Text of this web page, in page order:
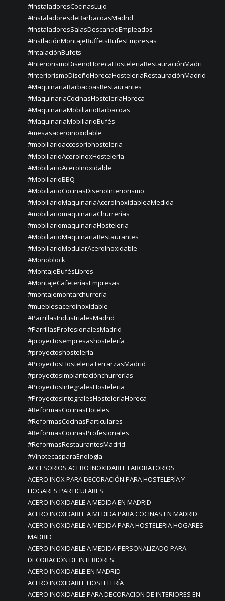
#InstaladoresCocinasLujo
#InstaladoresdeBarbacoasMadrid
#InstaladoresSalasDescandoEmpleados
#InstlaciónMontajeBuffetsBufesEmpresas
#IntalaciónBufets
#InteriorismoDiseñoHorecaHosteleriaRestauraciónMadri
#InteriorismoDiseñoHorecaHosteleriaRestauraciónMadrid
#MaquinariaBarbacoasRestaurantes
#MaquinariaCocinasHosteleríaHoreca
#MaquinariaMobiliarioBarbacoas
#MaquinariaMobiliarioBufés
#mesasaceroinoxidable
#mobiliarioaccesoriohosteleria
#MobiliarioAceroInoxHostelería
#MobiliarioAceroInoxidable
#MobiliarioBBQ
#MobiliarioCocinasDiseñoInteriorismo
#MobiliarioMaquinariaAceroInoxidableaMedida
#mobiliariomaquinariaChurrerías
#mobiliariomaquinariaHosteleria
#MobiliarioMaquinariaRestaurantes
#MobiliarioModularAceroInoxidable
#Monoblock
#MontajeBufésLibres
#MontajeCafeteríasEmpresas
#montajemontarchurrería
#mueblesaceroinoxidable
#ParrillasIndustrialesMadrid
#ParrillasProfesionalesMadrid
#proyectosempresashostelería
#proyectoshosteleria
#ProyectosHosteleriaTerrarzasMadrid
#proyectosimplantaciónchurrerías
#ProyectosIntegralesHosteleria
#ProyectosIntegralesHosteleríaHoreca
#ReformasCocinasHoteles
#ReformasCocinasParticulares
#ReformasCocinasProfesionales
#ReformasRestaurantesMadrid
#VinotecasparaEnología
ACCESORIOS ACERO INOXIDABLE LABORATORIOS
ACERO INOX PARA DECORACIÓN PARA HOSTELERÍA Y
HOGARES PARTICULARES
ACERO INOXIDABLE A MEDIDA EN MADRID
ACERO INOXIDABLE A MEDIDA PARA COCINAS EN MADRID
ACERO INOXIDABLE A MEDIDA PARA HOSTELERIA HOGARES
MADRID
ACERO INOXIDABLE A MEDIDA PERSONALIZADO PARA
DECORACIÓN DE INTERIORES.
ACERO INOXIDABLE EN MADRID
ACERO INOXIDABLE HOSTELERÍA
ACERO INOXIDABLE PARA DECORACION DE INTERIORES EN